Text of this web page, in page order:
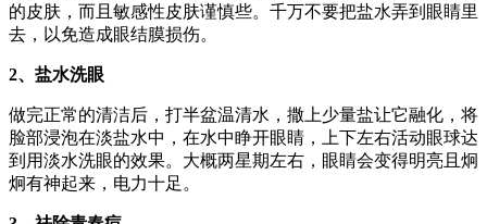
的皮肤，而且敏感性皮肤谨慎些。千万不要把盐水弄到眼睛里
去，以免造成眼结膜损伤。
2、盐水洗眼
做完正常的清洁后，打半盆温清水，撒上少量盐让它融化，将
脸部浸泡在淡盐水中，在水中睁开眼睛，上下左右活动眼球达
到用淡水洗眼的效果。大概两星期左右，眼睛会变得明亮且炯
炯有神起来，电力十足。